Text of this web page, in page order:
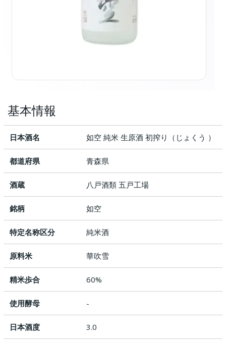
基本情報
日本酒名 如空 純米 生原酒 初搾り（じょくう ）
都道府県 青森県
酒蔵 八戸酒類 五戸工場
銘柄 如空
特定名称区分 純米酒
原料米 華吹雪
精米歩合 60%
使用酵母 -
日本酒度 3.0